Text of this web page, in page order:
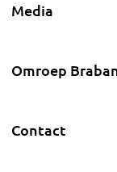
Media
Omroep
Contact